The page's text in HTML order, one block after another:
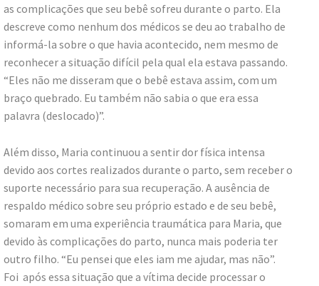
as complicações que seu bebê sofreu durante o parto. Ela
descreve como nenhum dos médicos se deu ao trabalho de
informá-la sobre o que havia acontecido, nem mesmo de
reconhecer a situação difícil pela qual ela estava passando.
“Eles não me disseram que o bebê estava assim, com um
braço quebrado. Eu também não sabia o que era essa
palavra (deslocado)”.
Além disso, Maria continuou a sentir dor física intensa
devido aos cortes realizados durante o parto, sem receber o
suporte necessário para sua recuperação. A ausência de
respaldo médico sobre seu próprio estado e de seu bebê,
somaram em uma experiência traumática para Maria, que
devido às complicações do parto, nunca mais poderia ter
outro filho. “Eu pensei que eles iam me ajudar, mas não”.
Foi após essa situação que a vítima decide processar o